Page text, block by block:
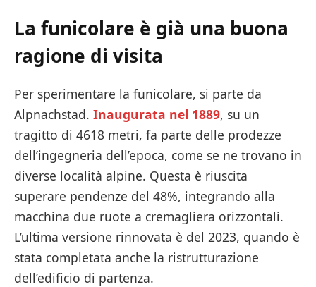
La funicolare è già una buona
ragione di visita
Per sperimentare la funicolare, si parte da
Alpnachstad. Inaugurata nel 1889, su un
tragitto di 4618 metri, fa parte delle prodezze
dell’ingegneria dell’epoca, come se ne trovano in
diverse località alpine. Questa è riuscita
superare pendenze del 48%, integrando alla
macchina due ruote a cremagliera orizzontali.
L’ultima versione rinnovata è del 2023, quando è
stata completata anche la ristrutturazione
dell’edificio di partenza.